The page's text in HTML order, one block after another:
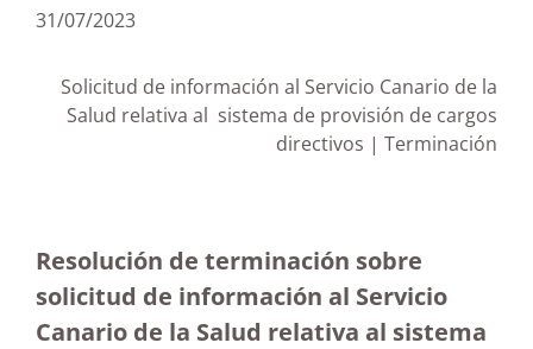
31/07/2023
Solicitud de información al Servicio Canario de la
Salud relativa al sistema de provisión de cargos
directivos | Terminación
Resolución de terminación sobre
solicitud de información al Servicio
Canario de la Salud relativa al sistema